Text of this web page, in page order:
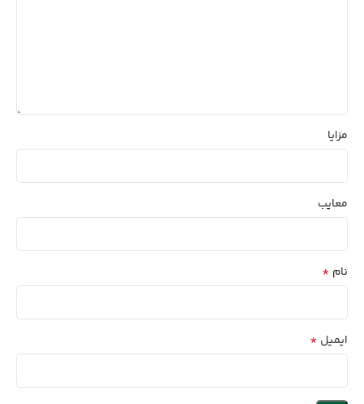
مزایا
معایب
نام *
ایمیل *